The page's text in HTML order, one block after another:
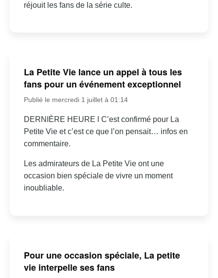
réjouit les fans de la série culte.
La Petite Vie lance un appel à tous les
fans pour un événement exceptionnel
Publié le mercredi 1 juillet à 01:14
DERNIÈRE HEURE l C’est confirmé pour La
Petite Vie et c’est ce que l’on pensait… infos en
commentaire.
Les admirateurs de La Petite Vie ont une
occasion bien spéciale de vivre un moment
inoubliable.
Pour une occasion spéciale, La petite
vie interpelle ses fans